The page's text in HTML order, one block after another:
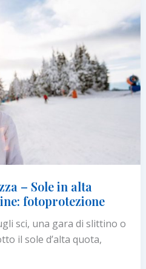
– Sole in alta
fotoprotezione
sci, una gara di slittino o
il sole d’alta quota,